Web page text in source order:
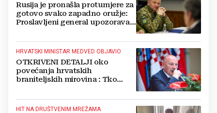
Rusija je pronašla protumjere za
gotovo svako zapadno oružje:
Proslavljeni general upozorava
HRVATSKI MINISTAR MEDVED OBJAVIO
OTKRIVENI DETALJI oko
povećanja hrvatskih
braniteljskih mirovina : Tko
HIT NA DRUŠTVENIM MREŽAMA